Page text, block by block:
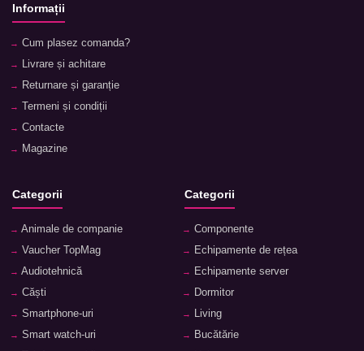
Informații
Cum plasez comanda?
Livrare și achitare
Returnare și garanție
Termeni și condiții
Contacte
Magazine
Categorii
Animale de companie
Vaucher TopMag
Audiotehnică
Căști
Smartphone-uri
Smart watch-uri
Categorii
Componente
Echipamente de rețea
Echipamente server
Dormitor
Living
Bucătărie